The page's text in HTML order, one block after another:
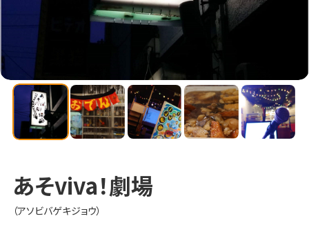
あそviva！劇場
（アソビバゲキジョウ）